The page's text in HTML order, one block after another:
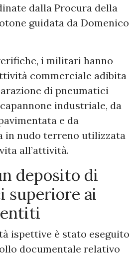
dalla Procura della
guidata da Domenico
i militari hanno
commerciale adibita
di pneumatici
industriale, da
e da
in nudo terreno utilizzata
all’attività.
deposito di
superiore ai
ispettive è stato eseguito
documentale relativo